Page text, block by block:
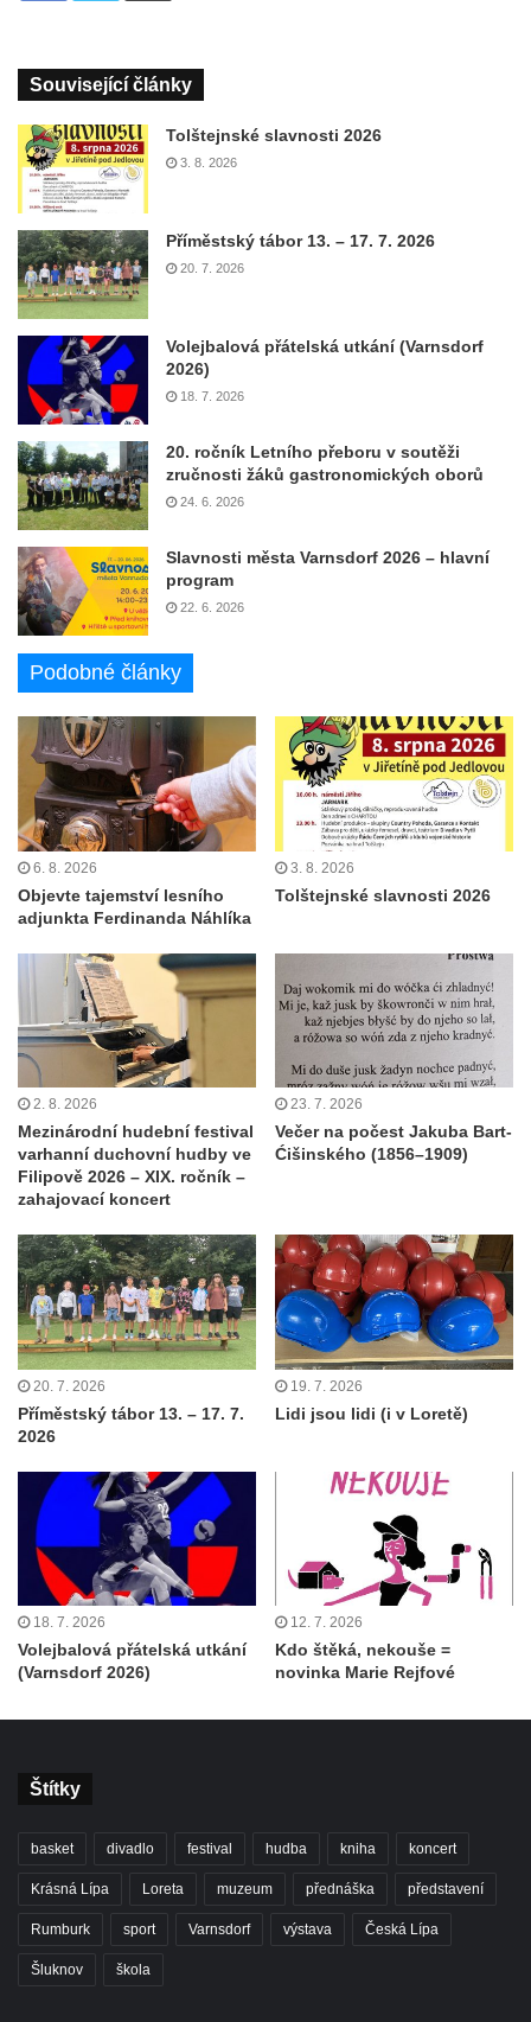
Související články
Tolštejnské slavnosti 2026
3. 8. 2026
Příměstský tábor 13. – 17. 7. 2026
20. 7. 2026
Volejbalová přátelská utkání (Varnsdorf
2026)
18. 7. 2026
20. ročník Letního přeboru v soutěži
zručnosti žáků gastronomických oborů
24. 6. 2026
Slavnosti města Varnsdorf 2026 – hlavní
program
22. 6. 2026
Podobné články
6. 8. 2026
Objevte tajemství lesního
adjunkta Ferdinanda Náhlíka
3. 8. 2026
Tolštejnské slavnosti 2026
2. 8. 2026
Mezinárodní hudební festival
varhanní duchovní hudby ve
Filipově 2026 – XIX. ročník –
zahajovací koncert
23. 7. 2026
Večer na počest Jakuba Bart-
Ćišinského (1856–1909)
20. 7. 2026
Příměstský tábor 13. – 17. 7.
2026
19. 7. 2026
Lidi jsou lidi (i v Loretě)
18. 7. 2026
Volejbalová přátelská utkání
(Varnsdorf 2026)
12. 7. 2026
Kdo štěká, nekouše =
novinka Marie Rejfové
Štítky
basket divadlo festival hudba kniha koncert
Krásná Lípa Loreta muzeum přednáška představení
Rumburk sport Varnsdorf výstava Česká Lípa
Šluknov škola